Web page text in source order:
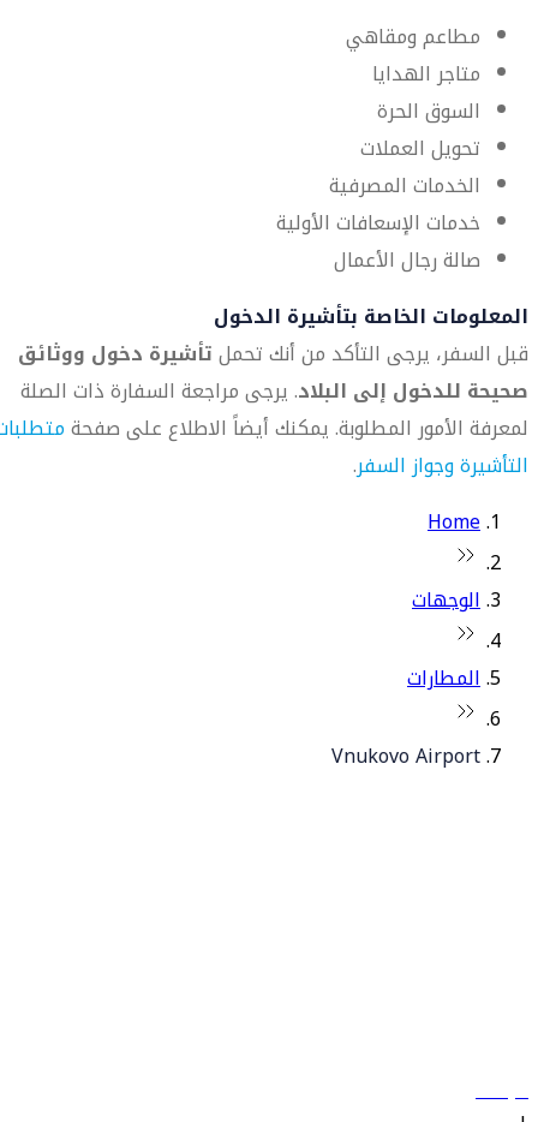
مطاعم ومقاهي
متاجر الهدايا
السوق الحرة
تحويل العملات
الخدمات المصرفية
خدمات الإسعافات الأولية
صالة رجال الأعمال
المعلومات الخاصة بتأشيرة الدخول
قبل السفر، يرجى التأكد من أنك تحملتأشيرة دخول ووثائق
صحيحة للدخول إلى البلاد. يرجى مراجعة السفارة ذات الصلة
لمعرفة الأمور المطلوبة. يمكنك أيضاً الاطلاع على صفحة
التأشيرة وجواز السفر.
Home
الوجهات
المطارات
Vnukovo Airport
سياساتنا